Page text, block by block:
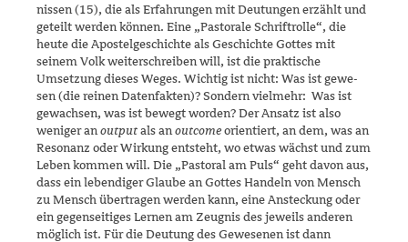
nissen (15), die als Erfahrungen mit Deutungen erzählt und
geteilt wer­den können. Eine „Pastorale Schriftrolle“, die
heute die Apostelge­­schichte als Geschichte Gottes mit
seinem Volk weiterschreiben will, ist die praktische
Umsetzung dieses Weges. Wichtig ist nicht: Was ist gewe­­
sen (die reinen Datenfakten)? Sondern vielmehr: Was ist
gewachsen, was ist bewegt worden? Der Ansatz ist also
weniger an output als an outcome orientiert, an dem, was an
Resonanz oder Wirkung entsteht, wo etwas wächst und zum
Leben kommen will. Die „Pastoral am Puls“ geht davon aus,
dass ein lebendiger Glaube an Gottes Handeln von Mensch
zu Mensch übertragen werden kann, eine Ansteckung oder
ein gegenseitiges Lernen am Zeugnis des jeweils anderen
möglich ist. Für die Deutung des Gewesenen ist dann